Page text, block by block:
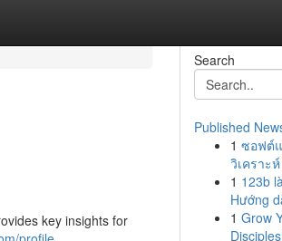
key insights for
Search
Published
1 ซอฟต์
วิเคราะ
1 123b
Hướng
1 Grow